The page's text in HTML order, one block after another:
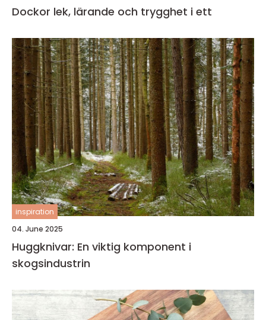
Dockor lek, lärande och trygghet i ett
inspiration
04. June 2025
Huggknivar: En viktig komponent i
skogsindustrin